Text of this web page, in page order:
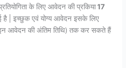
के लिए आवेदन की प्रकिया17
| इच्छुक एवं योग्य आवेदन इसके लिए
आवेदन की अंतिम तिथि) तक कर सकते हैं